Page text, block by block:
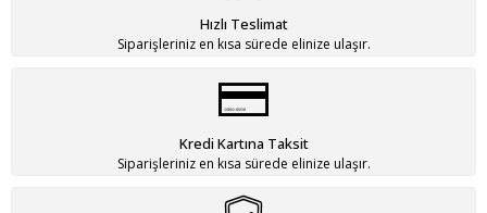
Hızlı Teslimat
Siparişleriniz en kısa sürede elinize ulaşır.
Kredi Kartına Taksit
Siparişleriniz en kısa sürede elinize ulaşır.